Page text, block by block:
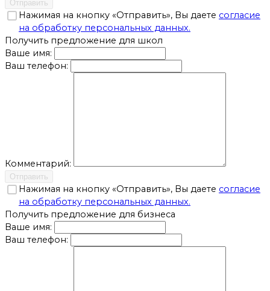
Отправить
Нажимая на кнопку «Отправить», Вы даете согласие
на обработку персональных данных.
Получить предложение для школ
Ваше имя:
Ваш телефон:
Комментарий:
Отправить
Нажимая на кнопку «Отправить», Вы даете согласие
на обработку персональных данных.
Получить предложение для бизнеса
Ваше имя:
Ваш телефон: